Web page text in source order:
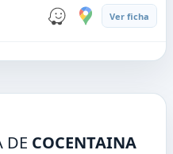
Ver ficha
DE COCENTAINA